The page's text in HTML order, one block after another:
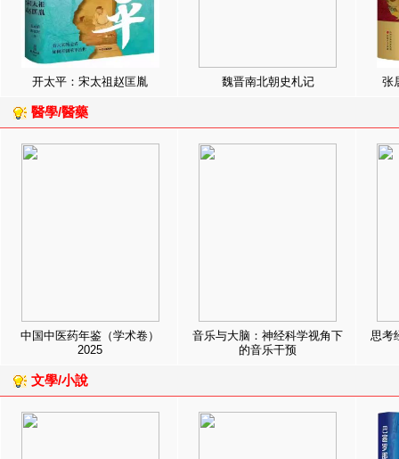
开太平：宋太祖赵匡胤 魏晋南北朝史札记 张
醫學/醫藥
中国中医药年鉴（学术卷）
2025
音乐与大脑：神经科学视角下
的音乐干预
思考
文學/小說